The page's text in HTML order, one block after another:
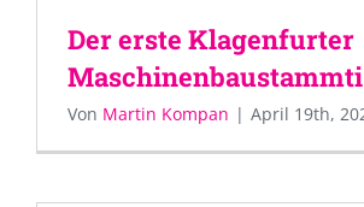
Der erste Klagenfurter
Von Martin Kompan | April 19th,